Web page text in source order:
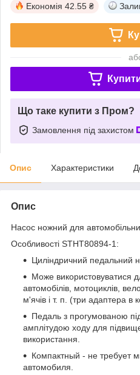
Економія 42.55 ₴
Що таке купити з Пром?
Замовлення під захистом
Опис Характеристики
Опис
Насос ножний для
Особливості STHT80894-1:
Циліндричний педальний
Може використовуватися
автомобілів, мотоциклів,
м'ячів і т. п. (три адаптера в
Педаль з прогумованою
амплітудою ходу для
використання.
Компактный - не требует
автомобиля.